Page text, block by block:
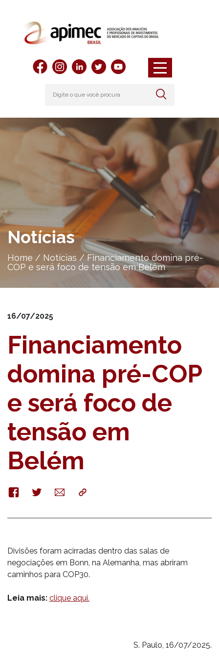
Notícias
Home / Notícias /Financiamento domina pré-
COP e será foco de tensão em Belém
16/07/2025
Financiamento
domina pré-COP
e será foco de
tensão em
Belém
FacebookTwitterE-
mail
Copy
Divisões foram acirradas dentro das salas de
negociações em Bonn, na Alemanha, mas abriram
caminhos para COP30.
Leia mais: clique aqui.
S. Paulo, 16/07/2025.